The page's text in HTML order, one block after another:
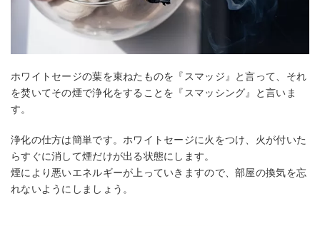
ホワイトセージの葉を束ねたものを『スマッジ』と言って、それ
を焚いてその煙で浄化をすることを『スマッシング』と言いま
す。
浄化の仕方は簡単です。ホワイトセージに火をつけ、火が付いた
らすぐに消して煙だけが出る状態にします。
煙により悪いエネルギーが上っていきますので、部屋の換気を忘
れないようにしましょう。